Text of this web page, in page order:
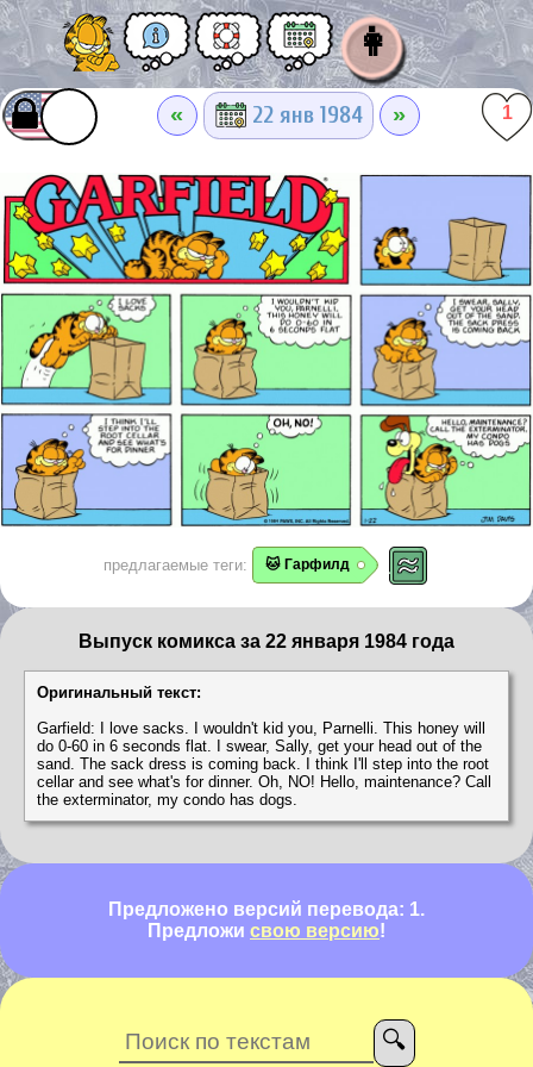
👩
« 22 янв 1984 » 1
предлагаемые теги: 🐱 Гарфилд
Выпуск комикса за 22 января 1984 года
Оригинальный текст:
Garfield: I love sacks. I wouldn't kid you, Parnelli. This honey will
do 0-60 in 6 seconds flat. I swear, Sally, get your head out of the
sand. The sack dress is coming back. I think I'll step into the root
cellar and see what's for dinner. Oh, NO! Hello, maintenance? Call
the exterminator, my condo has dogs.
Предложено версий перевода: 1.
Предложи свою версию!